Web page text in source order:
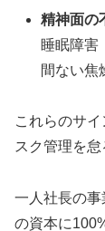
精神面の
睡眠障害
間ない焦
これらのサ
スク管理を怠
一人社長の
の資本に